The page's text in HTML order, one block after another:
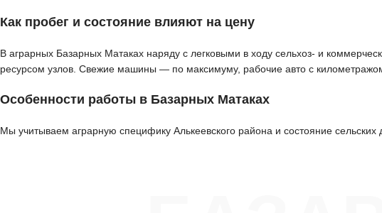
Как пробег и состояние влияют на цену
В аграрных Базарных Матаках наряду с легковыми в ходу сельхоз- и
ресурсом узлов. Свежие машины — по максимуму, рабочие авто с
Особенности работы в Базарных Матаках
Мы учитываем аграрную специфику Алькеевского района и состояние